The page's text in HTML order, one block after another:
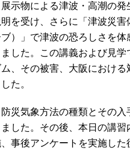
示物による津波・高潮の発
を受け、さらに「津波災害
）」で津波の恐ろしさを体
した。この講義および見学
、その被害、大阪における
た。
災気象方法の種類とその入
した。その後、本日の講習
事後アンケートを実施した